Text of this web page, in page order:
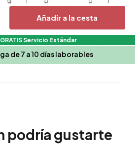
Añadir a la cesta
Servicio Estándar
de 7 a 10 días laborables
podría gustarte